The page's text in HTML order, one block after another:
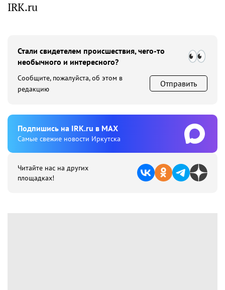
IRK.ru
Стали свидетелем происшествия, чего-то
необычного и интересного?
Сообщите, пожалуйста, об этом в
редакцию
Отправить
Подпишиcь на IRK.ru в MAX
Cамые свежие новости Иркутска
Читайте нас на других
площадках!